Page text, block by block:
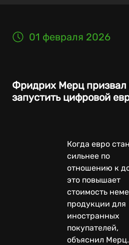
01 февраля 2026
Фридрих Мерц призвал
запустить цифровой
Когда евро
сильнее по
отношению к
это повышает
стоимость
продукции для
иностранных
покупателей,
объяснил